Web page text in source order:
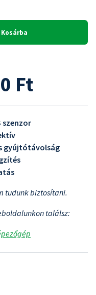
Ft
szenzor
gyújtótávolság
tudunk biztosítani.
találsz: